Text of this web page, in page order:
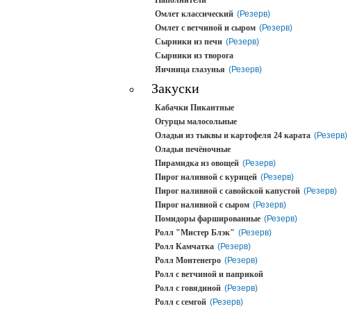
Омлет классический (Резерв)
Омлет с ветчиной и сыром (Резерв)
Сырники из печи (Резерв)
Сырники из творога
Яичница глазунья (Резерв)
Закуски
Кабачки Пикантные
Огурцы малосольные
Оладьи из тыквы и картофеля 24 карата (Резерв)
Оладьи печёночные
Пирамидка из овощей (Резерв)
Пирог наливной с курицей (Резерв)
Пирог наливной с савойской капустой (Резерв)
Пирог наливной с сыром (Резерв)
Помидоры фаршированные (Резерв)
Ролл "Мистер Блэк" (Резерв)
Ролл Камчатка (Резерв)
Ролл Монтенегро (Резерв)
Ролл с ветчиной и паприкой
Ролл с говядиной (Резерв)
Ролл с семгой (Резерв)